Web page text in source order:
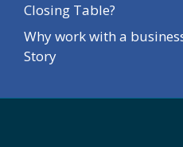
Closing Table?
Why work with a
Story